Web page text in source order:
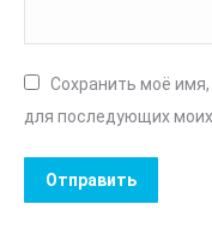
Сохранить моё
для последующих